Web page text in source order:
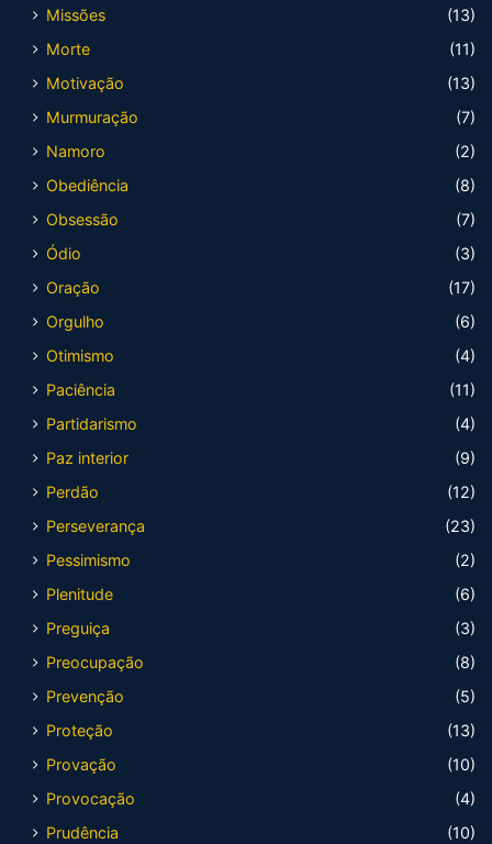
Missões
(13)
Morte
(11)
Motivação
(13)
Murmuração
(7)
Namoro
(2)
Obediência
(8)
Obsessão
(7)
Ódio
(3)
Oração
(17)
Orgulho
(6)
Otimismo
(4)
Paciência
(11)
Partidarismo
(4)
Paz interior
(9)
Perdão
(12)
Perseverança
(23)
Pessimismo
(2)
Plenitude
(6)
Preguiça
(3)
Preocupação
(8)
Prevenção
(5)
Proteção
(13)
Provação
(10)
Provocação
(4)
Prudência
(10)